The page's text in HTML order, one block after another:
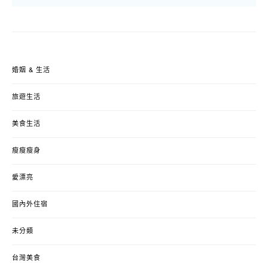
婚姻 & 生活
旅遊生活
美食生活
瘦瘦瘦身
愛漂亮
國內外住宿
未分類
台灣美食